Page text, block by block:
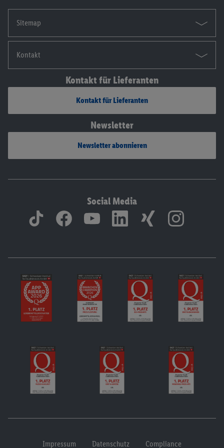
Sitemap
Kontakt
Kontakt für Lieferanten
Kontakt für Lieferanten
Newsletter
Newsletter abonnieren
Social Media
Impressum Datenschutz Compliance